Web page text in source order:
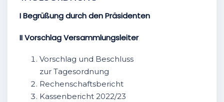
I Begrüßung durch den Präsidenten
II Vorschlag Versammlungsleiter
Vorschlag und Beschluss
zur Tagesordnung
Rechenschaftsbericht
Kassenbericht 2022/23